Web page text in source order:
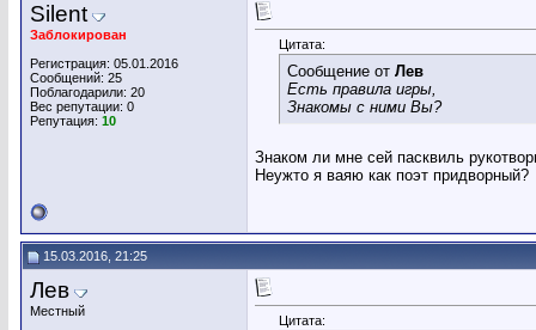
Silent
Заблокирован
Регистрация: 05.01.2016
Сообщений: 25
Поблагодарили: 20
Вес репутации: 0
Репутация: 10
Цитата:
Сообщение от Лев
Есть правила игры,
Знакомы с ними Вы?
Знаком ли мне сей пасквиль
Неужто я ваяю как поэт придворный?
15.03.2016, 21:25
Лев
Местный
Цитата: